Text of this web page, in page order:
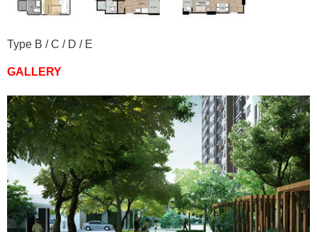
Type B / C / D / E
GALLERY